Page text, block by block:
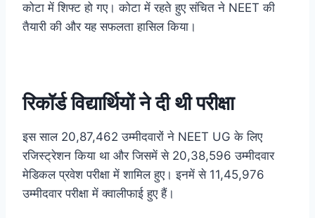
कोटा में शिफ्ट हो गए। कोटा में रहते हुए संचित ने NEET की
तैयारी की और यह सफलता हासिल किया।
रिकॉर्ड विद्यार्थियों ने दी थी परीक्षा
इस साल 20,87,462 उम्मीदवारों ने NEET UG के लिए
रजिस्‍ट्रेशन किया था और जिसमें से 20,38,596 उम्‍मीदवार
मेडिकल प्रवेश परीक्षा में शामिल हुए। इनमें से 11,45,976
उम्‍मीदवार परीक्षा में क्‍वालीफाई हुए हैं।